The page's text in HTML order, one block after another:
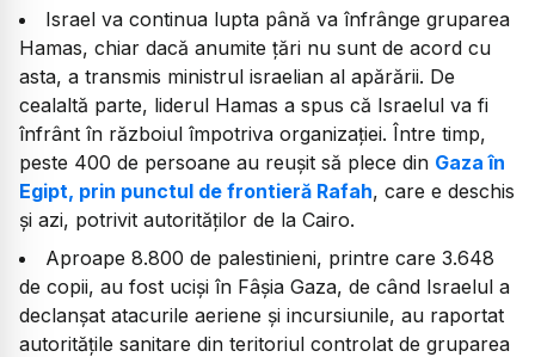
Israel va continua lupta până va înfrânge gruparea
Hamas, chiar dacă anumite țări nu sunt de acord cu
asta, a transmis ministrul israelian al apărării. De
cealaltă parte, liderul Hamas a spus că Israelul va fi
înfrânt în războiul împotriva organizației. Între timp,
peste 400 de persoane au reușit să plece din Gaza în
Egipt, prin punctul de frontieră Rafah, care e deschis
și azi, potrivit autorităților de la Cairo.
Aproape 8.800 de palestinieni, printre care 3.648
de copii, au fost uciși în Fâșia Gaza, de când Israelul a
declanșat atacurile aeriene și incursiunile, au raportat
autoritățile sanitare din teritoriul controlat de gruparea